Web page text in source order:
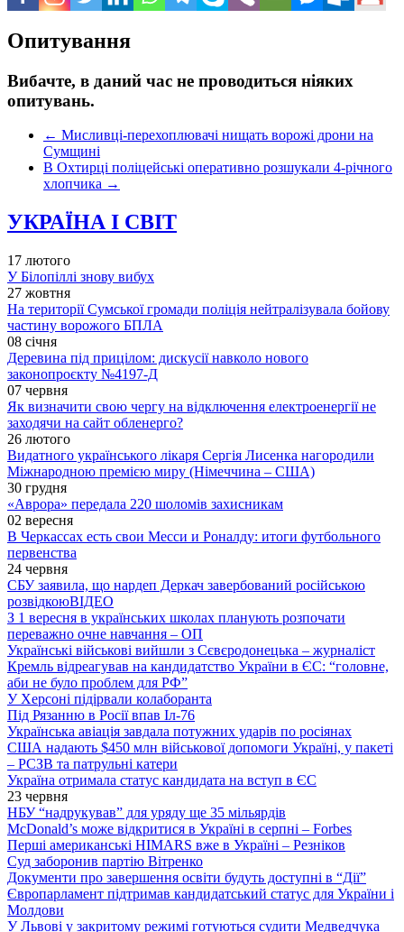
Опитування
Вибачте, в даний час не проводиться ніяких
опитувань.
← Мисливці-перехоплювачі нищать ворожі дрони на
Сумщині
В Охтирці поліцейські оперативно розшукали 4-річного
хлопчика →
УКРАЇНА І СВІТ
17 лютого
У Білопіллі знову вибух
27 жовтня
На території Сумської громади поліція нейтралізувала бойову
частину ворожого БПЛА
08 січня
Деревина під прицілом: дискусії навколо нового
законопроєкту №4197-Д
07 червня
Як визначити свою чергу на відключення електроенергії не
заходячи на сайт обленерго?
26 лютого
Видатного українського лікаря Сергія Лисенка нагородили
Міжнародною премією миру (Німеччина – США)
30 грудня
«Аврора» передала 220 шоломів захисникам
02 вересня
В Черкассах есть свои Месси и Роналду: итоги футбольного
первенства
24 червня
СБУ заявила, що нардеп Деркач завербований російською
розвідкоюВІДЕО
З 1 вересня в українських школах планують розпочати
переважно очне навчання – ОП
Українські військові вийшли з Сєвєродонецька – журналіст
Кремль відреагував на кандидатство України в ЄС: “головне,
аби не було проблем для РФ”
У Херсоні підірвали колаборанта
Під Рязанню в Росії впав Іл-76
Українська авіація завдала потужних ударів по росіянах
США надають $450 млн військової допомоги Україні, у пакеті
– РСЗВ та патрульні катери
Україна отримала статус кандидата на вступ в ЄС
23 червня
НБУ “надрукував” для уряду ще 35 мільярдів
McDonald’s може відкритися в Україні в серпні – Forbes
Перші американські HIMARS вже в Україні – Резніков
Суд заборонив партію Вітренко
Документи про завершення освіти будуть доступні в “Дії”
Європарламент підтримав кандидатський статус для України і
Молдови
У Львові у закритому режимі готуються судити Медведчука